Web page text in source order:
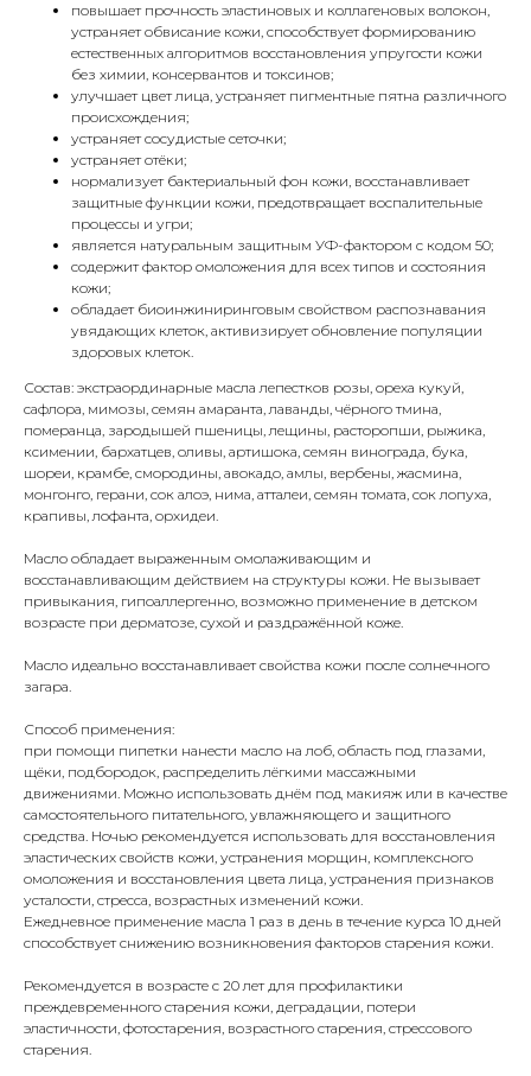
повышает прочность эластиновых и коллагеновых волокон,
устраняет обвисание кожи, способствует формированию
естественных алгоритмов восстановления упругости кожи
без химии, консервантов и токсинов;
улучшает цвет лица, устраняет пигментные пятна различного
происхождения;
устраняет сосудистые сеточки;
устраняет отёки;
нормализует бактериальный фон кожи, восстанавливает
защитные функции кожи, предотвращает воспалительные
процессы и угри;
является натуральным защитным УФ-фактором с кодом 50;
содержит фактор омоложения для всех типов и состояния
кожи;
обладает биоинжиниринговым свойством распознавания
увядающих клеток, активизирует обновление популяции
здоровых клеток.
Состав: экстраординарные масла лепестков розы, ореха кукуй,
сафлора, мимозы, семян амаранта, лаванды, чёрного тмина,
померанца, зародышей пшеницы, лещины, расторопши, рыжика,
ксимении, бархатцев, оливы, артишока, семян винограда, бука,
шореи, крамбе, смородины, авокадо, амлы, вербены, жасмина,
монгонго, герани, сок алоэ, нима, атталеи, семян томата, сок лопуха,
крапивы, лофанта, орхидеи.
Масло обладает выраженным омолаживающим и
восстанавливающим действием на структуры кожи. Не вызывает
привыкания, гипоаллергенно, возможно применение в детском
возрасте при дерматозе, сухой и раздражённой коже.
Масло идеально восстанавливает свойства кожи после солнечного
загара.
Способ применения:
при помощи пипетки нанести масло на лоб, область под глазами,
щёки, подбородок, распределить лёгкими массажными
движениями. Можно использовать днём под макияж или в качестве
самостоятельного питательного, увлажняющего и защитного
средства. Ночью рекомендуется использовать для восстановления
эластических свойств кожи, устранения морщин, комплексного
омоложения и восстановления цвета лица, устранения признаков
усталости, стресса, возрастных изменений кожи.
Ежедневное применение масла 1 раз в день в течение курса 10 дней
способствует снижению возникновения факторов старения кожи.
Рекомендуется в возрасте с 20 лет для профилактики
преждевременного старения кожи, деградации, потери
эластичности, фотостарения, возрастного старения, стрессового
старения.